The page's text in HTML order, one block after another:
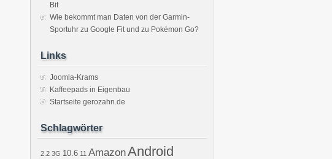
Bit
Wie bekommt man Daten von der Garmin-
Sportuhr zu Google Fit und zu Pokémon Go?
Links
Joomla-Krams
Kaffeepads in Eigenbau
Startseite gerozahn.de
Schlagwörter
2.2 3G 10.6 11 AmazonAndroid